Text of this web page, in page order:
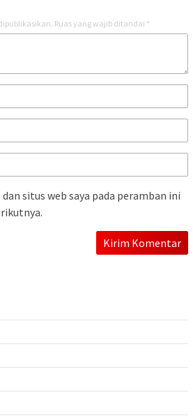
Ruas yang wajib ditandai *
situs web saya pada peramban ini